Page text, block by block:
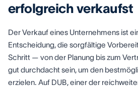
erfolgreich verkaufst
Der Verkauf eines Unternehmens ist
Entscheidung, die sorgfältige
Schritt — von der Planung bis zum
gut durchdacht sein, um den
erzielen. Auf DUB, einer der